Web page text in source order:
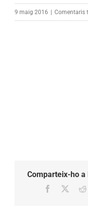
9 maig 2016 Comentaris
Comparteix-ho
Facebook